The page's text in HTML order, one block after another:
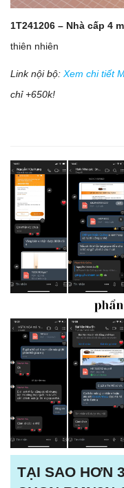
1T241206 – Nhà cấp 4
thiên nhiên
Link nội bộ: Xem chi tiết
chỉ +650k!
TẠI SAO HƠN